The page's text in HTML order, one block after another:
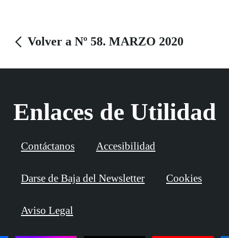
Volver a Nº 58. MARZO 2020
Enlaces de Utilidad
Contáctanos Accesibilidad
Darse de Baja del Newsletter Cookies
Aviso Legal